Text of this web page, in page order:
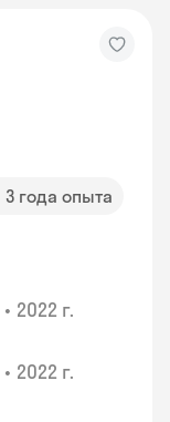
3 года опыта
• 2022 г.
• 2022 г.